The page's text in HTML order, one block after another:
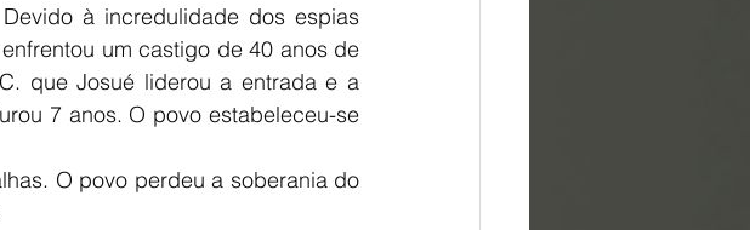
à incredulidade dos espias
um castigo de 40 anos de
que Josué liderou a entrada e a
7 anos. O povo estabeleceu-se
O povo perdeu a soberania do